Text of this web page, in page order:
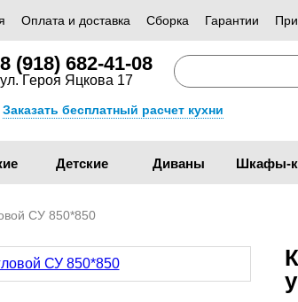
Оплата и доставка Сборка Гарантии
8 (918) 682-41-08
ул. Героя Яцкова 17
Заказать бесплатный расчет кухни
Детские Диваны Шкафы-
СУ 850*850